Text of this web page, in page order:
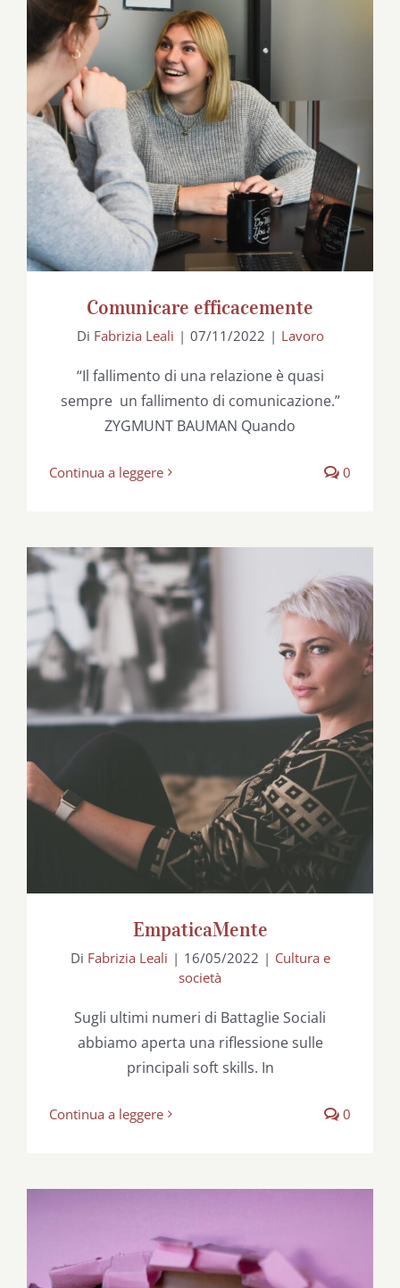
Comunicare efficacemente
Comunicare efficacemente
Di Fabrizia Leali | 07/11/2022 | Lavoro
“Il fallimento di una relazione è quasi
sempre un fallimento di comunicazione.”
ZYGMUNT BAUMAN Quando
Continua a leggere 0
EmpaticaMente
Di Fabrizia Leali | 16/05/2022 | Cultura e
società
Sugli ultimi numeri di Battaglie Sociali
abbiamo aperta una riflessione sulle
principali soft skills. In
Continua a leggere 0